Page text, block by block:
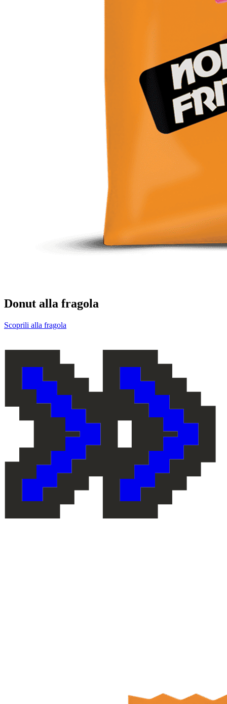
Donut alla fragola
Scoprili alla fragola